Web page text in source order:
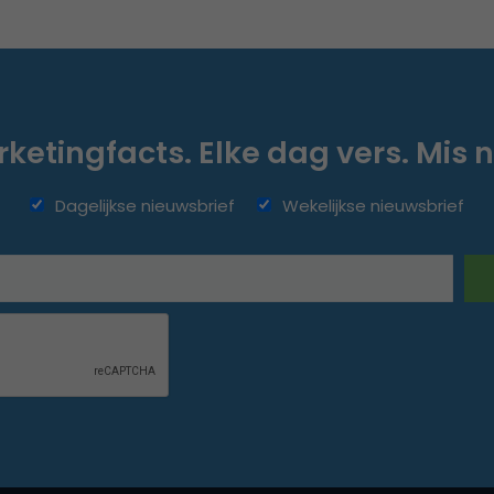
Elke dag vers. Mis
Dagelijkse nieuwsbrief Wekelijkse nieuwsbrief